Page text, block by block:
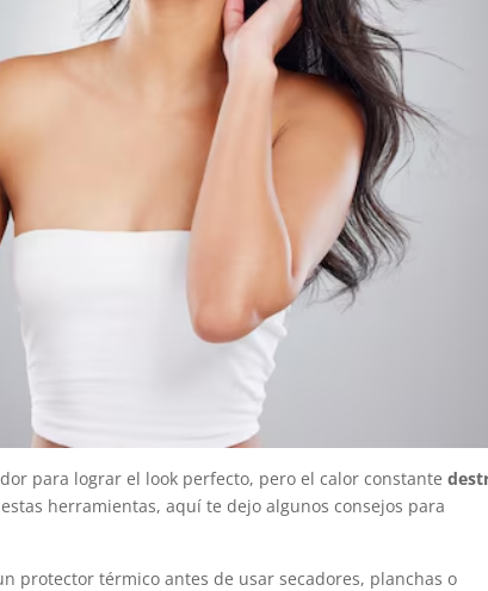
para lograr el look perfecto, pero el calor constante
herramientas, aquí te dejo algunos consejos para
protector térmico antes de usar secadores, planchas o